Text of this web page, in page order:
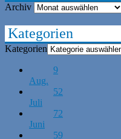
Archiv
Kategorien
Kategorien
9
Aug.
52
Juli
72
Juni
59